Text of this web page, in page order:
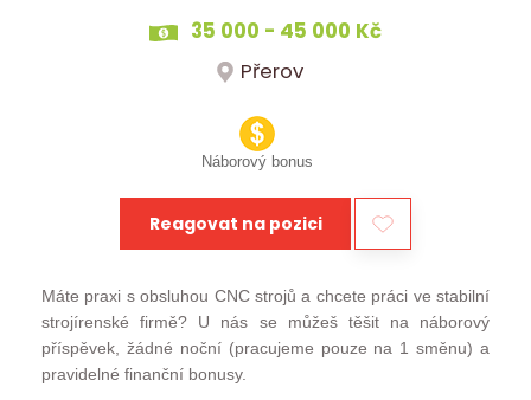
35 000 - 45 000 Kč
Přerov
Náborový bonus
Reagovat na pozici
Máte praxi s obsluhou CNC strojů a chcete práci ve stabilní
strojírenské firmě? U nás se můžeš těšit na náborový
příspěvek, žádné noční (pracujeme pouze na 1 směnu) a
pravidelné finanční bonusy.